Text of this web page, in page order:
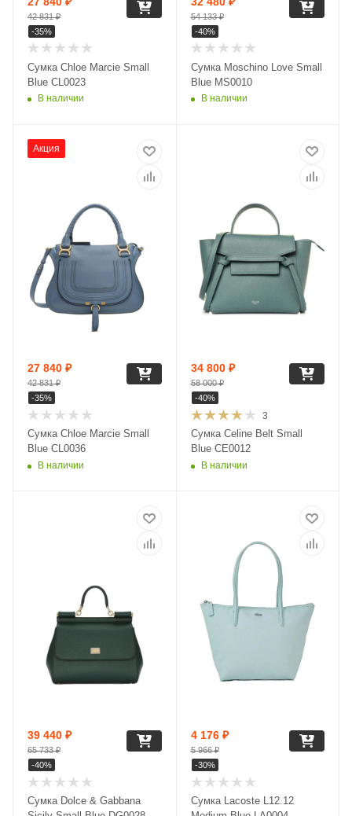
Сумка Chloe Marcie Small
Blue CL0023
В наличии
42 831₽
-35%
Сумка Moschino Love Small
Blue MS0010
В наличии
54 133₽
-40%
Акция
Сумка Chloe Marcie Small
Blue CL0036
В наличии
27 840 ₽
42 831₽
-35%
3
Сумка Celine Belt Small
Blue CE0012
В наличии
34 800₽
58 000₽
-40%
Сумка Dolce & Gabbana
39 440 ₽
65 733₽
-40%
Сумка Lacoste L12.12
4 176₽
5 966₽
-30%